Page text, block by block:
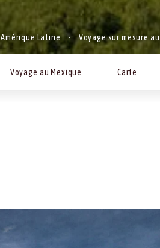
Amérique Latine Voyage sur mesure
Voyage au Mexique Carte